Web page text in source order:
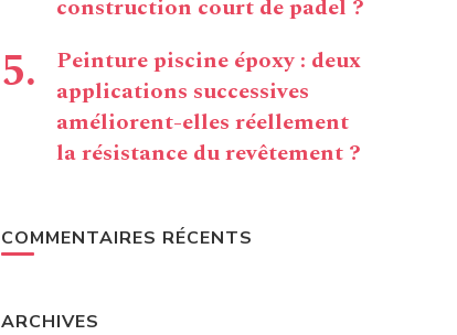
construction court de padel ?
Peinture piscine époxy : deux
applications successives
améliorent-elles réellement
la résistance du revêtement ?
COMMENTAIRES RÉCENTS
ARCHIVES